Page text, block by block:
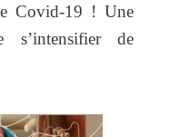
Covid-19 ! Une
s’intensifier de